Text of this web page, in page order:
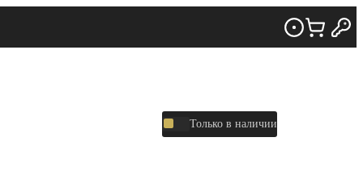
Только в наличии